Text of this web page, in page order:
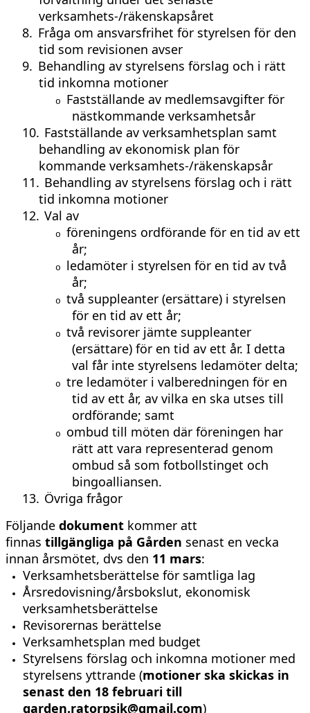
verksamhets-/räkenskapsåret
8. Fråga om ansvarsfrihet för styrelsen för den
tid som revisionen avser
9. Behandling av styrelsens förslag och i rätt
tid inkomna motioner
o
Fastställande av medlemsavgifter för
nästkommande verksamhetsår
10. Fastställande av verksamhetsplan samt
behandling av ekonomisk plan för
kommande verksamhets-/räkenskapsår
11. Behandling av styrelsens förslag och i rätt
tid inkomna motioner
12. Val av
o föreningens ordförande för en tid av ett
år;
o
ledamöter i styrelsen för en tid av två
år;
o två suppleanter (ersättare) i styrelsen
för en tid av ett år;
o två revisorer jämte suppleanter
(ersättare) för en tid av ett år. I detta
val får inte styrelsens ledamöter delta;
o tre ledamöter i valberedningen för en
tid av ett år, av vilka en ska utses till
ordförande; samt
o
ombud till möten där föreningen har
rätt att vara representerad genom
ombud så som fotbollstinget och
bingoalliansen.
13. Övriga frågor
Följande dokument kommer att
finnas tillgängliga på Gården senast en vecka
innan årsmötet, dvs den 11 mars:
Verksamhetsberättelse för samtliga lag
Årsredovisning/årsbokslut, ekonomisk
verksamhetsberättelse
Revisorernas berättelse
Verksamhetsplan med budget
Styrelsens förslag och inkomna motioner med
styrelsens yttrande (motioner ska skickas in
senast den 18 februari till
garden.ratorpsik@gmail.com)